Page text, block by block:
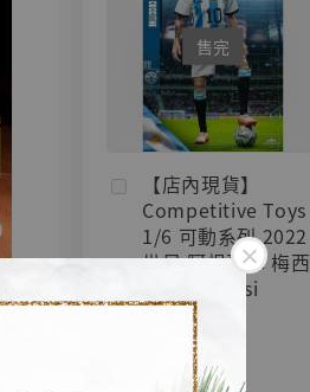
售完
【店內現貨】
Competitive Toys
1/6 可動系列 2022
世足 阿根廷隊 梅西
Lionel Messi
[CM001]
NT$ 4,000
NT$ 5,200